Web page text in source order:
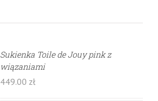
Sukienka Toile de Jouy pink z
wiązaniami
449.00 zł